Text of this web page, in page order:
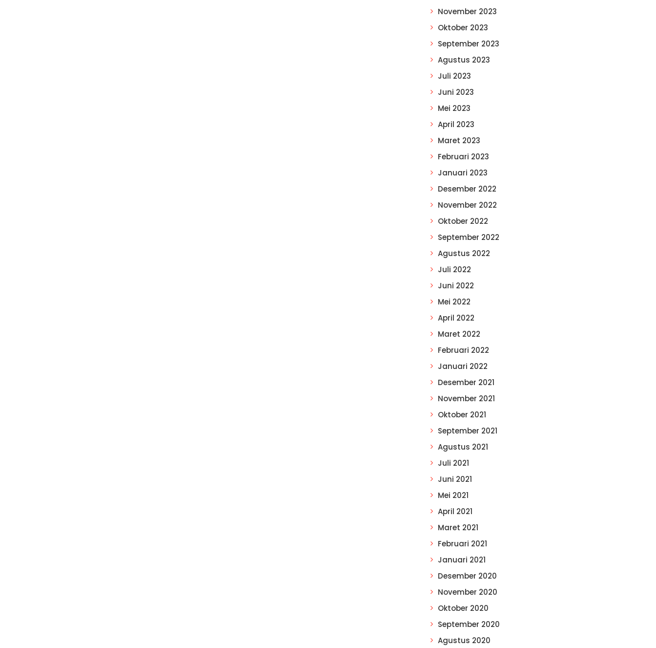
November 2023
Oktober 2023
September 2023
Agustus 2023
Juli 2023
Juni 2023
Mei 2023
April 2023
Maret 2023
Februari 2023
Januari 2023
Desember 2022
November 2022
Oktober 2022
September 2022
Agustus 2022
Juli 2022
Juni 2022
Mei 2022
April 2022
Maret 2022
Februari 2022
Januari 2022
Desember 2021
November 2021
Oktober 2021
September 2021
Agustus 2021
Juli 2021
Juni 2021
Mei 2021
April 2021
Maret 2021
Februari 2021
Januari 2021
Desember 2020
November 2020
Oktober 2020
September 2020
Agustus 2020